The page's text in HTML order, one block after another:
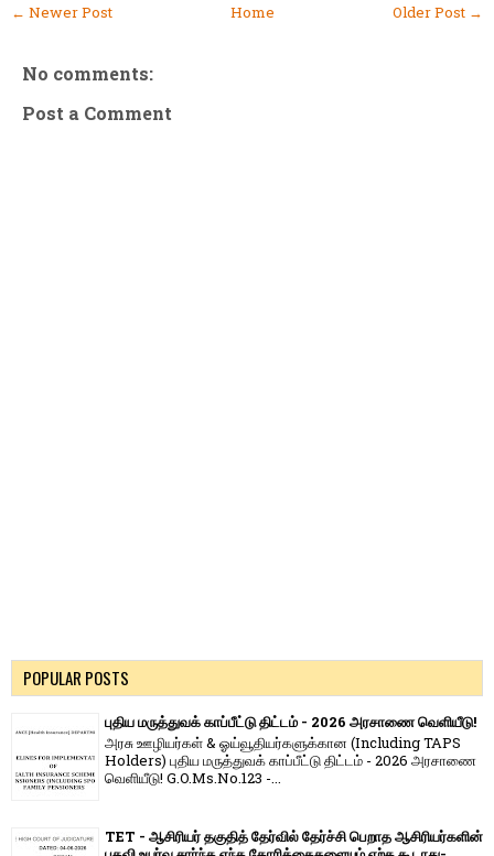
← Newer Post Older Post →
Home
No comments:
Post a Comment
POPULAR POSTS
புதிய மருத்துவக் காப்பீட்டு திட்டம் - 2026 அரசாணை வெளியீடு!
அரசு ஊழியர்கள் & ஓய்வூதியர்களுக்கான (Including TAPS
Holders) புதிய மருத்துவக் காப்பீட்டு திட்டம் - 2026 அரசாணை
வெளியீடு! G.O.Ms.No.123 -...
TET - ஆசிரியர் தகுதித் தேர்வில் தேர்ச்சி பெறாத ஆசிரியர்களின்